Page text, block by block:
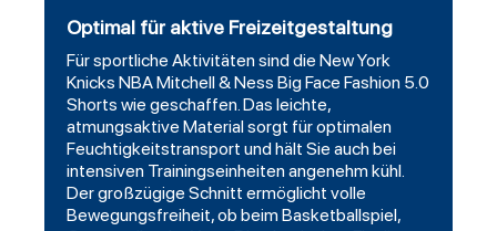
Optimal für aktive Freizeitgestaltung
Für sportliche Aktivitäten sind die New York
Knicks NBA Mitchell & Ness Big Face Fashion 5.0
Shorts wie geschaffen. Das leichte,
atmungsaktive Material sorgt für optimalen
Feuchtigkeitstransport und hält Sie auch bei
intensiven Trainingseinheiten angenehm kühl.
Der großzügige Schnitt ermöglicht volle
Bewegungsfreiheit, ob beim Basketballspiel,